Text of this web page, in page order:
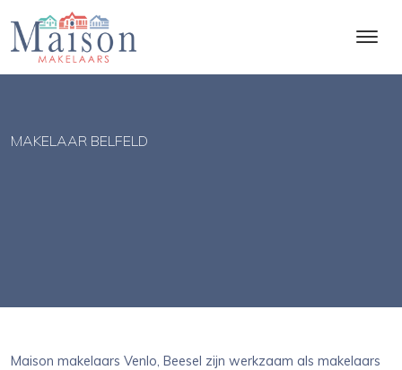
MAKELAAR BELFELD
Maison makelaars Venlo, Beesel zijn werkzaam als makelaars